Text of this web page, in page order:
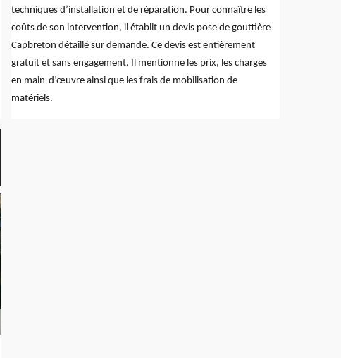
techniques d’installation et de réparation. Pour connaître les
coûts de son intervention, il établit un devis pose de gouttière
Capbreton détaillé sur demande. Ce devis est entièrement
gratuit et sans engagement. Il mentionne les prix, les charges
en main-d’œuvre ainsi que les frais de mobilisation de
matériels.